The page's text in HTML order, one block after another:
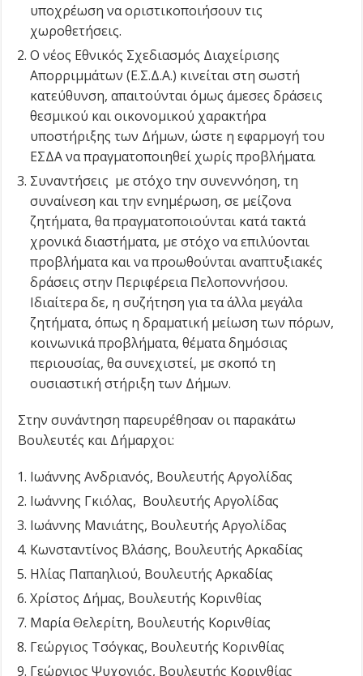
υποχρέωση να οριστικοποιήσουν τις
χωροθετήσεις.
Ο νέος Εθνικός Σχεδιασμός Διαχείρισης
Απορριμμάτων (Ε.Σ.Δ.Α.) κινείται στη σωστή
κατεύθυνση, απαιτούνται όμως άμεσες δράσεις
θεσμικού και οικονομικού χαρακτήρα
υποστήριξης των Δήμων, ώστε η εφαρμογή του
ΕΣΔΑ να πραγματοποιηθεί χωρίς προβλήματα.
Συναντήσεις με στόχο την συνεννόηση, τη
συναίνεση και την ενημέρωση, σε μείζονα
ζητήματα, θα πραγματοποιούνται κατά τακτά
χρονικά διαστήματα, με στόχο να επιλύονται
προβλήματα και να προωθούνται αναπτυξιακές
δράσεις στην Περιφέρεια Πελοποννήσου.
Ιδιαίτερα δε, η συζήτηση για τα άλλα μεγάλα
ζητήματα, όπως η δραματική μείωση των πόρων,
κοινωνικά προβλήματα, θέματα δημόσιας
περιουσίας, θα συνεχιστεί, με σκοπό τη
ουσιαστική στήριξη των Δήμων.
Στην συνάντηση παρευρέθησαν οι παρακάτω
Βουλευτές και Δήμαρχοι:
Ιωάννης Ανδριανός, Βουλευτής Αργολίδας
Ιωάννης Γκιόλας, Βουλευτής Αργολίδας
Ιωάννης Μανιάτης, Βουλευτής Αργολίδας
Κωνσταντίνος Βλάσης, Βουλευτής Αρκαδίας
Ηλίας Παπαηλιού, Βουλευτής Αρκαδίας
Χρίστος Δήμας, Βουλευτής Κορινθίας
Μαρία Θελερίτη, Βουλευτής Κορινθίας
Γεώργιος Τσόγκας, Βουλευτής Κορινθίας
Γεώργιος Ψυχογιός, Βουλευτής Κορινθίας